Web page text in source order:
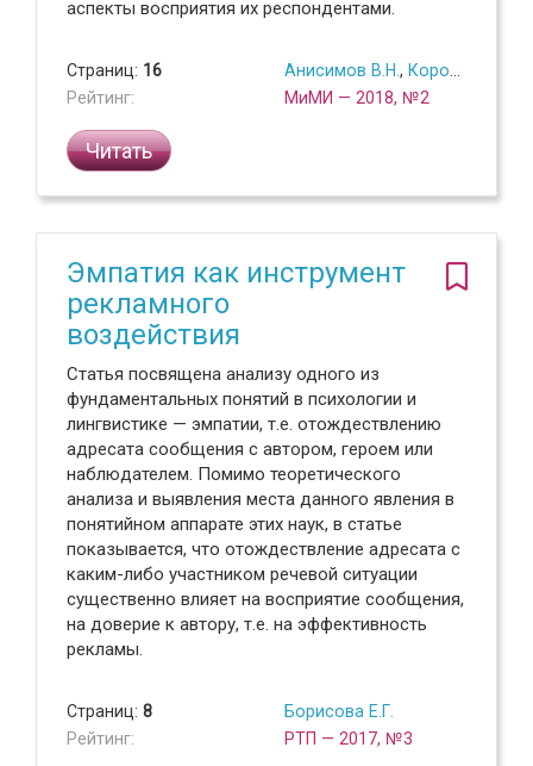
аспекты восприятия их респондентами.
Страниц: 16
Рейтинг:
Анисимов В.Н. , Королева М.В.
МиМИ — 2018, №2
Читать
Эмпатия как инструмент
рекламного
воздействия
Статья посвящена анализу одного из
фундаментальных понятий в психологии и
лингвистике — эмпатии, т.е. отождествлению
адресата сообщения с автором, героем или
наблюдателем. Помимо теоретического
анализа и выявления места данного явления в
понятийном аппарате этих наук, в статье
показывается, что отождествление адресата с
каким-либо участником речевой ситуации
существенно влияет на восприятие сообщения,
на доверие к автору, т.е. на эффективность
рекламы.
Страниц: 8
Рейтинг:
Борисова Е.Г.
РТП — 2017, №3